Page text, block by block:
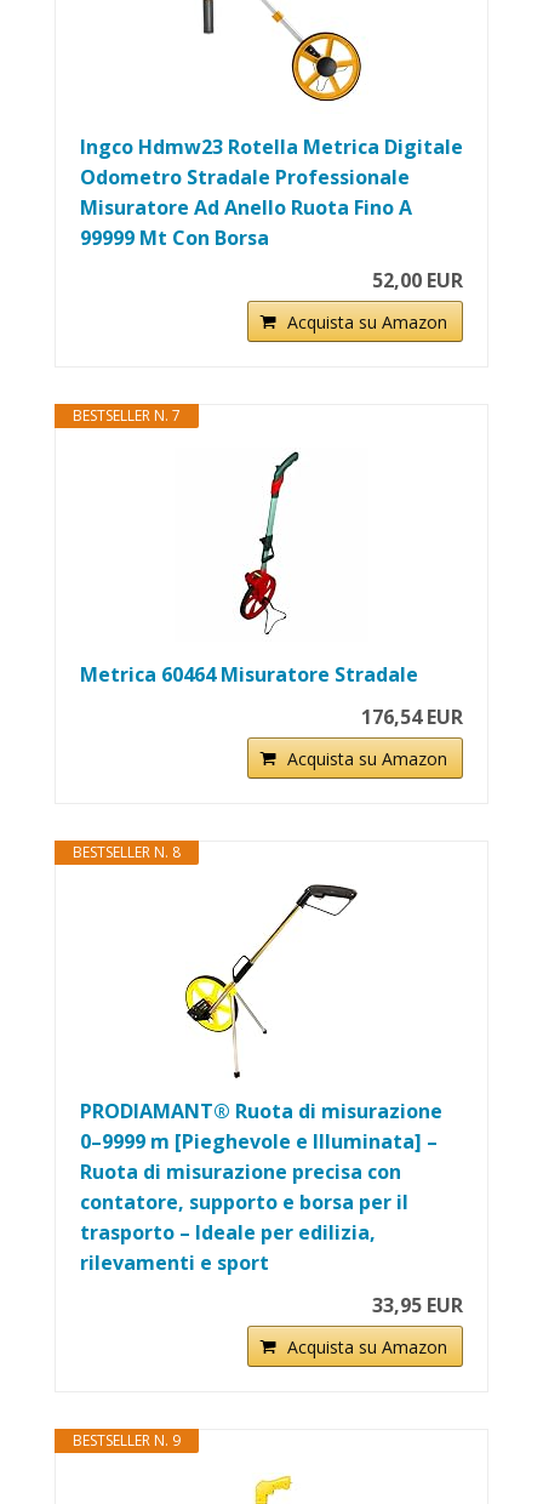
Ingco Hdmw23 Rotella Metrica Digitale
Odometro Stradale Professionale
Misuratore Ad Anello Ruota Fino A
99999 Mt Con Borsa
52,00 EUR
Acquista su Amazon
BESTSELLER N. 7
Metrica 60464 Misuratore Stradale
176,54 EUR
Acquista su Amazon
BESTSELLER N. 8
PRODIAMANT® Ruota di misurazione
0–9999 m [Pieghevole e Illuminata] –
Ruota di misurazione precisa con
contatore, supporto e borsa per il
trasporto – Ideale per edilizia,
rilevamenti e sport
33,95 EUR
Acquista su Amazon
BESTSELLER N. 9